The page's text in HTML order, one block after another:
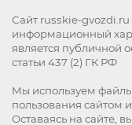
Сайт russkie-
информационный
является публичной
статьи 437 (2) ГК РФ
Мы используем файлы
пользования сайтом
Оставаясь на сайте, вы